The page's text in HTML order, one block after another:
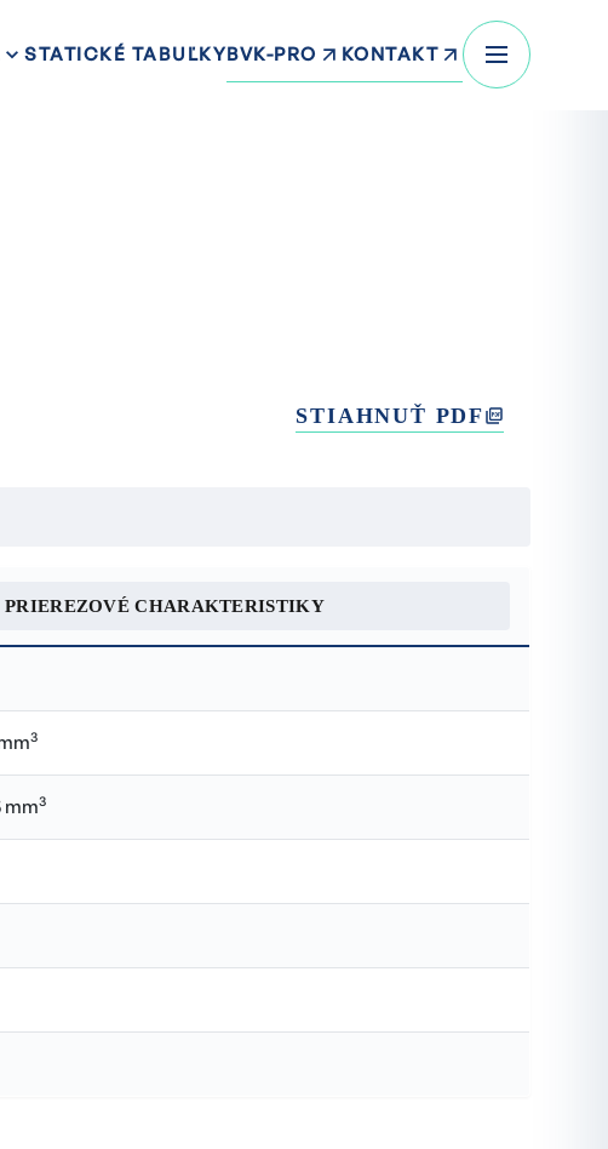
STATICKÉ TABUĽKYBVK-PRO KONTAKT
STIAHNUŤ PDF
PRIEREZOVÉ CHARAKTERISTIKY
3
mm3